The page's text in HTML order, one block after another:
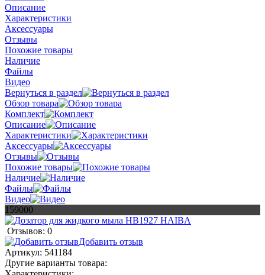
Описание
Характеристики
Аксессуары
Отзывы
Похожие товары
Наличие
Файлы
Видео
Вернуться в раздел
Обзор товара
Комплект
Описание
Характеристики
Аксессуары
Отзывы
Похожие товары
Наличие
Файлы
Видео
159000
Отзывов: 0
Добавить отзыв
Артикул: 541184
Другие варианты товара: